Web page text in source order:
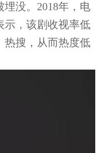
没。2018年，电
示，该剧收视率低
热搜，从而热度低